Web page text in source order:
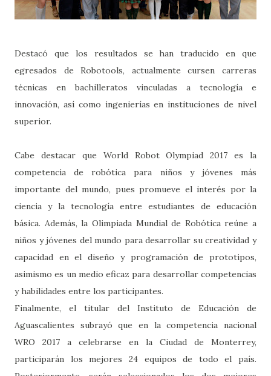
Destacó que los resultados se han traducido en que
egresados de Robotools, actualmente cursen carreras
técnicas en bachilleratos vinculadas a tecnología e
innovación, así como ingenierías en instituciones de nivel
superior.
Cabe destacar que World Robot Olympiad 2017 es la
competencia de robótica para niños y jóvenes más
importante del mundo, pues promueve el interés por la
ciencia y la tecnología entre estudiantes de educación
básica. Además, la Olimpiada Mundial de Robótica reúne a
niños y jóvenes del mundo para desarrollar su creatividad y
capacidad en el diseño y programación de prototipos,
asimismo es un medio eficaz para desarrollar competencias
y habilidades entre los participantes.
Finalmente, el titular del Instituto de Educación de
Aguascalientes subrayó que en la competencia nacional
WRO 2017 a celebrarse en la Ciudad de Monterrey,
participarán los mejores 24 equipos de todo el país.